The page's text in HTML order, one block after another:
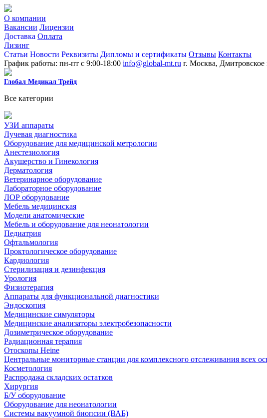
О компании
Вакансии Лицензии
Доставка Оплата
Лизинг
Статьи Новости Реквизиты Дипломы и сертификаты Отзывы Контакты
График работы: пн-пт с 9:00-18:00 info@global-mt.ru г. Москва, Дмитровское
Глобал Медикал Трейд
Все категории
УЗИ аппараты
Лучевая диагностика
Оборудование для медицинской метрологии
Анестезиология
Акушерство и Гинекология
Дерматология
Ветеринарное оборудование
Лабораторное оборудование
ЛОР оборудование
Мебель медицинская
Модели анатомические
Мебель и оборудование для неонатологии
Педиатрия
Офтальмология
Проктологическое оборудование
Кардиология
Стерилизация и дезинфекция
Урология
Физиотерапия
Аппараты для функциональной диагностики
Эндоскопия
Медицинские симуляторы
Медицинские анализаторы электробезопасности
Дозиметрическое оборудование
Радиационная терапия
Отоскопы Heine
Центральные мониторные станции для комплексного отслеживания всех
Косметология
Распродажа складских остатков
Хирургия
Б/У оборудование
Оборудование для неонатологии
Системы вакуумной биопсии (ВАБ)